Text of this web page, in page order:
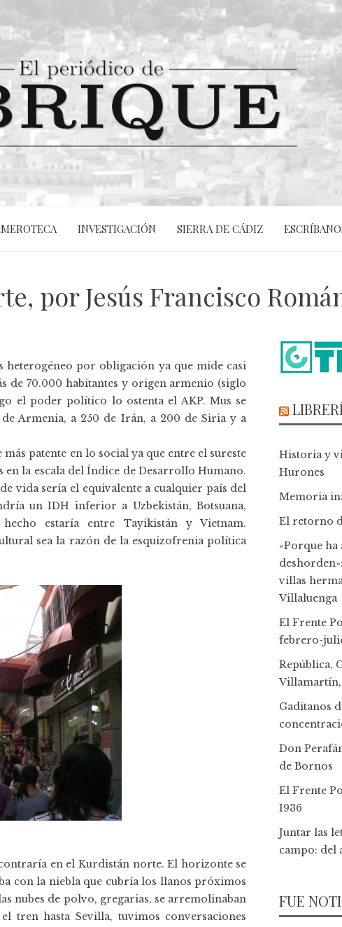
INVESTIGACIÓN SIERRA DE CÁDIZ
por Jesús Francisco
por obligación ya que mide casi
de 70.000 habitantes y origen armenio (siglo
el poder político lo ostenta el AKP. Mus se
Armenia, a 250 de Irán, a 200 de Siria y a
patente en lo social ya que entre el sureste
la escala del Índice de Desarrollo Humano.
vida sería el equivalente a cualquier país del
un IDH inferior a Uzbekistán, Botsuana,
estaría entre Tayikistán y Vietnam.
sea la razón de la esquizofrenia política
en el Kurdistán norte. El horizonte se
con la niebla que cubría los llanos próximos
nubes de polvo, gregarias, se arremolinaban
tren hasta Sevilla, tuvimos conversaciones
Historia y
Hurones
Memoria
El retorno
«Porque
villas
Villaluenga
El Frente
febrero-
República,
Villamartín,
Gaditanos
Don
de Bornos
El Frente
1936
Juntar las
campo: del
FUE